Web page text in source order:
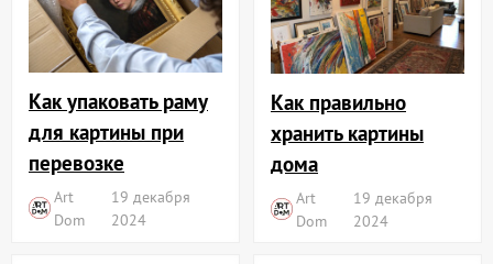
Как упаковать раму
для картины при
перевозке
Art
Dom
19 декабря
2024
Как правильно
хранить картины
дома
Art
Dom
19 декабря
2024